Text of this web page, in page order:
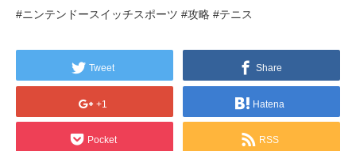
#ニンテンドースイッチスポーツ #攻略 #テニス
Tweet Share
+1 Hatena
Pocket RSS